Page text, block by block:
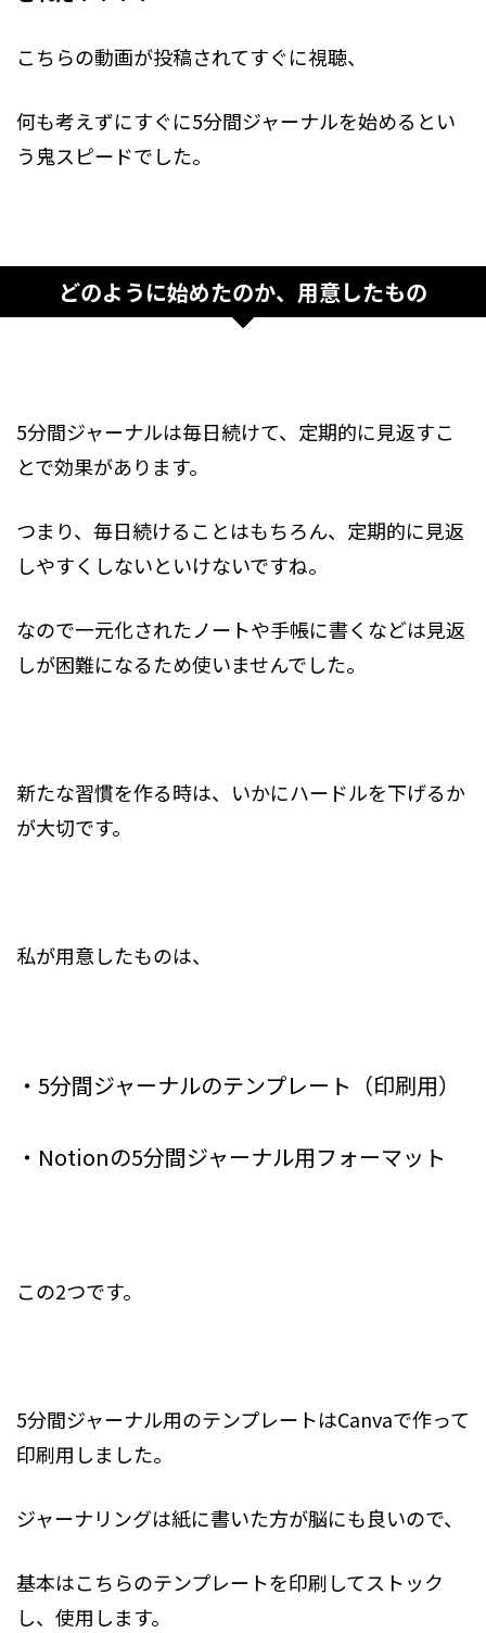
こちらの動画が投稿されてすぐに視聴、
何も考えずにすぐに5分間ジャーナルを始めるとい
う鬼スピードでした。
どのように始めたのか、用意したもの
5分間ジャーナルは毎日続けて、定期的に見返すこ
とで効果があります。
つまり、毎日続けることはもちろん、定期的に見返
しやすくしないといけないですね。
なので一元化されたノートや手帳に書くなどは見返
しが困難になるため使いませんでした。
新たな習慣を作る時は、いかにハードルを下げるか
が大切です。
私が用意したものは、
・5分間ジャーナルのテンプレート（印刷用）
・Notionの5分間ジャーナル用フォーマット
この2つです。
5分間ジャーナル用のテンプレートはCanvaで作って
印刷用しました。
ジャーナリングは紙に書いた方が脳にも良いので、
基本はこちらのテンプレートを印刷してストック
し、使用します。